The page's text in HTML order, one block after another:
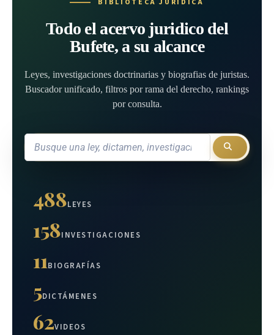
BIBLIOTECA JURIDICA
Todo el acervo juridico del
Bufete, a su alcance
Leyes, investigaciones doctrinarias y biografias de juristas.
Buscador unificado, filtros por rama del derecho, rankings
por consulta.
488LEYES
158INVESTIGACIONES
11BIOGRAFÍAS
5DICTÁMENES
62VIDEOS